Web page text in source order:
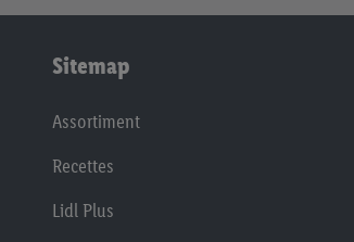
Sitemap
Assortiment
Recettes
Lidl Plus